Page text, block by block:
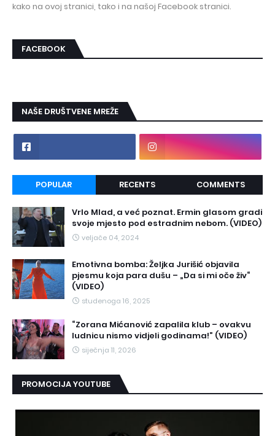
kako na ovoj stranici, tako i na našoj Facebook stranici.
FACEBOOK
NAŠE DRUŠTVENE MREŽE
POPULAR RECENTS COMMENTS
Vrlo Mlad, a već poznat. Ermin glasom gradi
svoje mjesto pod estradnim nebom. (VIDEO)
veljače 04, 2024
Emotivna bomba: Željka Jurišić objavila
pjesmu koja para dušu – „Da si mi oče živ“
(VIDEO)
studenoga 16, 2025
“Zorana Mićanović zapalila klub – ovakvu
ludnicu nismo vidjeli godinama!” (VIDEO)
siječnja 11, 2026
PROMOCIJA YOUTUBE